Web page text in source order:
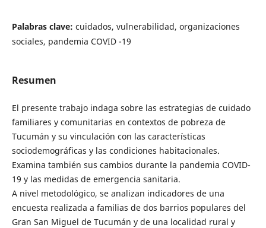
Palabras clave: cuidados, vulnerabilidad, organizaciones
sociales, pandemia COVID -19
Resumen
El presente trabajo indaga sobre las estrategias de cuidado
familiares y comunitarias en contextos de pobreza de
Tucumán y su vinculación con las características
sociodemográficas y las condiciones habitacionales.
Examina también sus cambios durante la pandemia COVID-
19 y las medidas de emergencia sanitaria.
A nivel metodológico, se analizan indicadores de una
encuesta realizada a familias de dos barrios populares del
Gran San Miguel de Tucumán y de una localidad rural y